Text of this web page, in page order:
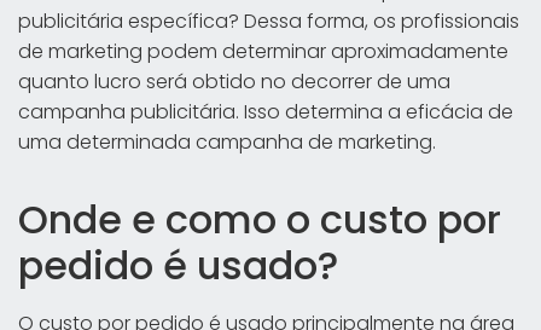
publicitária específica? Dessa forma, os profissionais
de marketing podem determinar aproximadamente
quanto lucro será obtido no decorrer de uma
campanha publicitária. Isso determina a eficácia de
uma determinada campanha de marketing.
Onde e como o custo por
pedido é usado?
O custo por pedido é usado principalmente na área